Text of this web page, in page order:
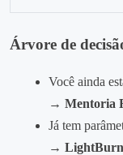
Árvore de
Você ainda
→ Mentoria
Já tem
→ LightBurn